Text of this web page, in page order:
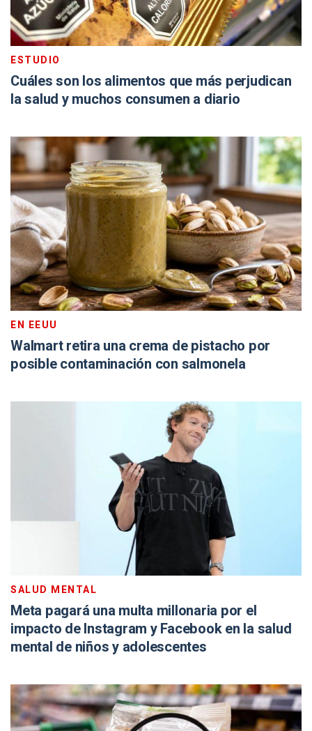
ESTUDIO
Cuáles son los alimentos que más perjudican
la salud y muchos consumen a diario
EN EEUU
Walmart retira una crema de pistacho por
posible contaminación con salmonela
SALUD MENTAL
Meta pagará una multa millonaria por el
impacto de Instagram y Facebook en la salud
mental de niños y adolescentes